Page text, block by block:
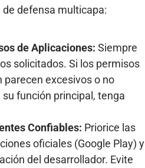
defensa multicapa:
de Aplicaciones: Siempre
solicitados. Si los permisos
parecen excesivos o no
función principal, tenga
Confiables: Priorice las
oficiales (Google Play) y
del desarrollador. Evite